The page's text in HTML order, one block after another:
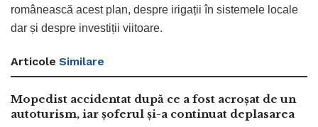
românească acest plan, despre irigații în sistemele locale
dar și despre investiții viitoare.
Articole Similare
Mopedist accidentat după ce a fost acroșat de un
autoturism, iar șoferul și-a continuat deplasarea